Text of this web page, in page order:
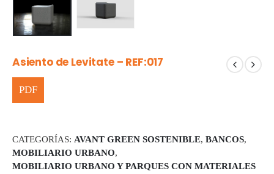
Asiento de Levitate – REF:017
CATEGORÍAS: AVANT GREEN SOSTENIBLE, BANCOS,
MOBILIARIO URBANO,
MOBILIARIO URBANO Y PARQUES CON MATERIALES